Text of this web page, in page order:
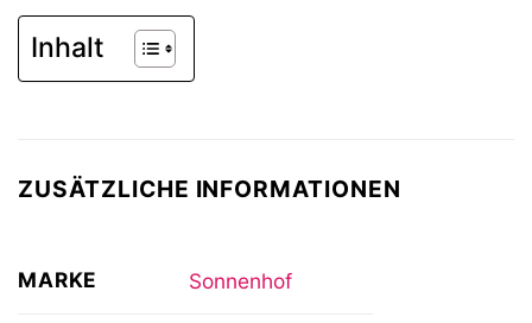
Inhalt
ZUSÄTZLICHE INFORMATIONEN
MARKE Sonnenhof